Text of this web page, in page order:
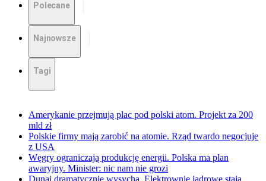
Polecane
Najnowsze
Tagi
Amerykanie przejmują plac pod polski atom. Projekt za 200
mld zł
Polskie firmy mają zarobić na atomie. Rząd twardo negocjuje
z USA
Węgry ograniczają produkcję energii. Polska ma plan
awaryjny. Minister: nic nam nie grozi
Dunaj dramatycznie wysycha. Elektrownie jądrowe stają